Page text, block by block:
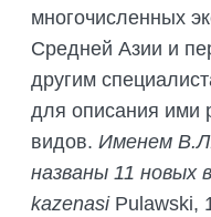
многочисленных
Средней Азии и
другим
для описания ими
видов. Именем
названы 11 новых
kazenasi Pulawski,